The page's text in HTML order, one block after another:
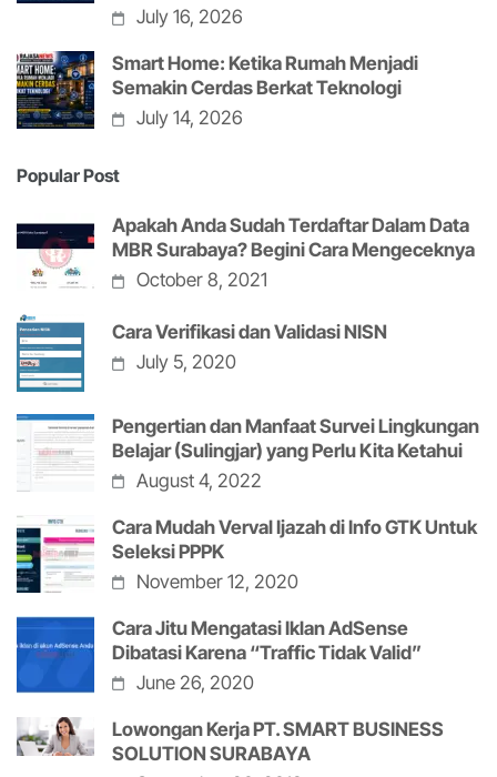
July 16, 2026
Smart Home: Ketika Rumah Menjadi
Semakin Cerdas Berkat Teknologi
July 14, 2026
Popular Post
Apakah Anda Sudah Terdaftar Dalam Data
MBR Surabaya? Begini Cara Mengeceknya
October 8, 2021
Cara Verifikasi dan Validasi NISN
July 5, 2020
Pengertian dan Manfaat Survei Lingkungan
Belajar (Sulingjar) yang Perlu Kita Ketahui
August 4, 2022
Cara Mudah Verval Ijazah di Info GTK Untuk
Seleksi PPPK
November 12, 2020
Cara Jitu Mengatasi Iklan AdSense
Dibatasi Karena “Traffic Tidak Valid”
June 26, 2020
Lowongan Kerja PT. SMART BUSINESS
SOLUTION SURABAYA